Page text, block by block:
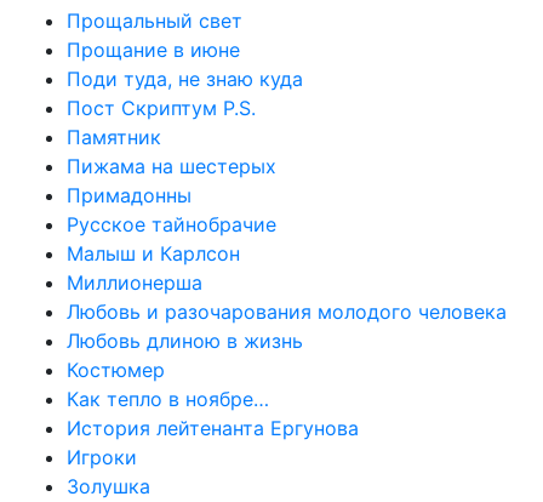
Прощальный свет
Прощание в июне
Поди туда, не знаю куда
Пост Скриптум P.S.
Памятник
Пижама на шестерых
Примадонны
Русское тайнобрачие
Малыш и Карлсон
Миллионерша
Любовь и разочарования молодого человека
Любовь длиною в жизнь
Костюмер
Как тепло в ноябре…
История лейтенанта Ергунова
Игроки
Золушка